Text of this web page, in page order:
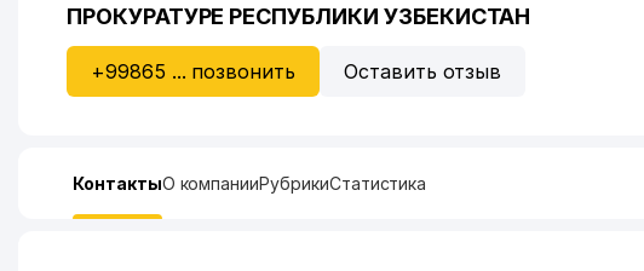
ПРОКУРАТУРЕ РЕСПУБЛИКИ УЗБЕКИСТАН
+99865 ... позвонить Оставить отзыв
КонтактыО компанииРубрикиСтатистика